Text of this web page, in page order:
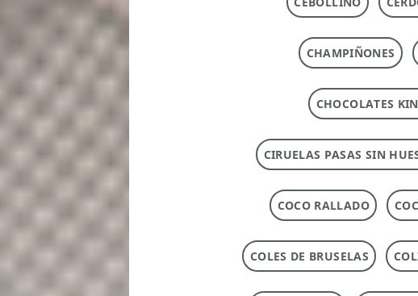
CHAMPIÑONES
CHOCOLATES
CIRUELAS PASAS SIN
COCO RALLADO
COLES DE BRUSELAS